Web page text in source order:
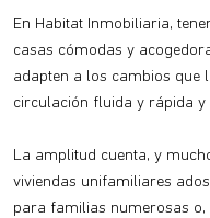
En Habitat Inmobiliaria,
casas cómodas y
adapten a los cambios que
circulación fluida y rápida
La amplitud cuenta, y
viviendas unifamiliares
para familias numerosas o,